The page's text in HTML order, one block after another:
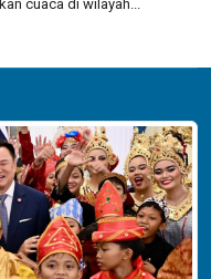
cuaca di wilayah...